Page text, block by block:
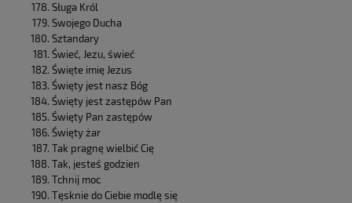
Sługa Król
Swojego Ducha
Sztandary
Świeć, Jezu, świeć
Święte imię Jezus
Święty jest nasz Bóg
Święty jest zastępów Pan
Święty Pan zastępów
Święty żar
Tak pragnę wielbić Cię
Tak, jesteś godzien
Tchnij moc
Tęsknie do Ciebie modlę się